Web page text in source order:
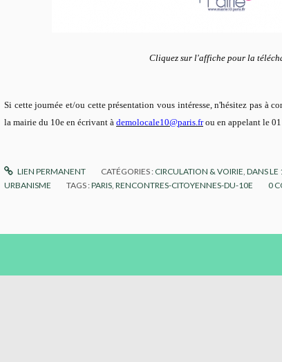
Cliquez sur l'affiche pour la
Si cette journée et/ou cette présentation vous intéresse, n'hésitez pas à
la mairie du 10e en écrivant à demolocale10@paris.fr ou en appelant le
LIEN PERMANENT CATÉGORIES : CIRCULATION & VOIRIE ,DANS LE
URBANISME
TAGS :PARIS RENCONTRES-CITOYENNES-DU-10E 0